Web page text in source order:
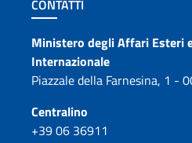
CONTATTI
Contatti
Ministero degli Affari Esteri
Internazionale
Piazzale della Farnesina, 1 -
Centralino
+39 06 36911